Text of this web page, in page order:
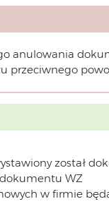
anulowania
przeciwnego
został
WZ
w firmie